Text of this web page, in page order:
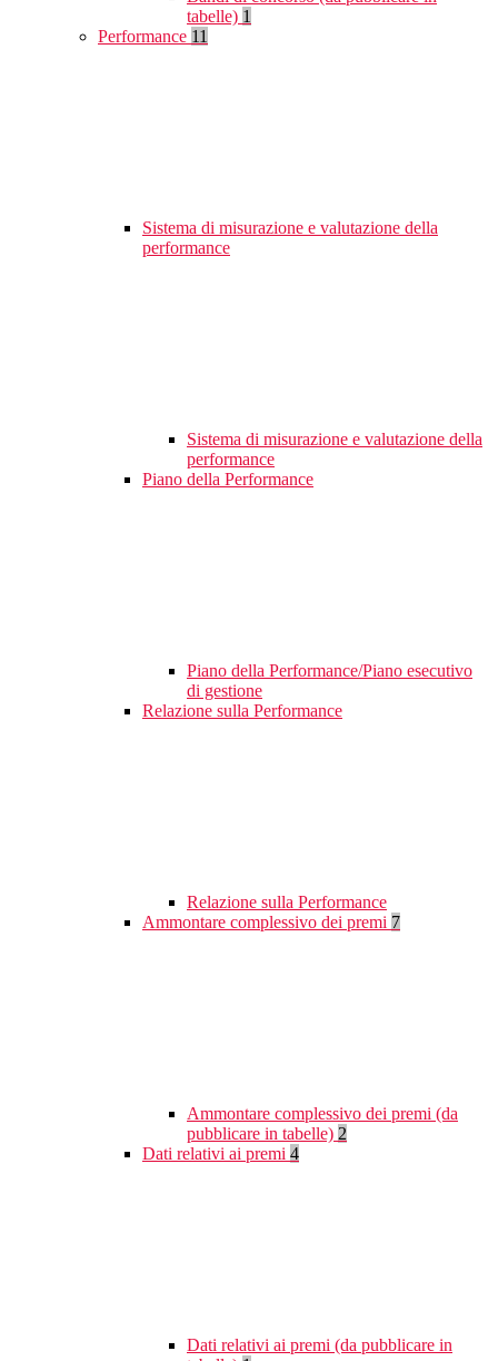
tabelle) 1
Performance 11
Sistema di misurazione e valutazione della
performance
Sistema di misurazione e valutazione della
performance
Piano della Performance
Piano della Performance/Piano esecutivo
di gestione
Relazione sulla Performance
Relazione sulla Performance
Ammontare complessivo dei premi 7
Ammontare complessivo dei premi (da
pubblicare in tabelle) 2
Dati relativi ai premi 4
Dati relativi ai premi (da pubblicare in